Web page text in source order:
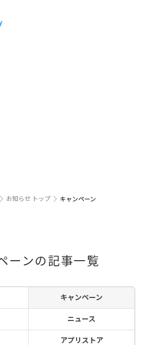
お知らせ トップ キャンペーン
ーンの記事一覧
キャンペーン
ニュース
アプリストア